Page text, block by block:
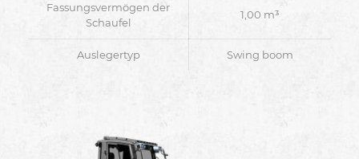
Fassungsvermögen der
Schaufel
1,00 m³
Auslegertyp Swing boom